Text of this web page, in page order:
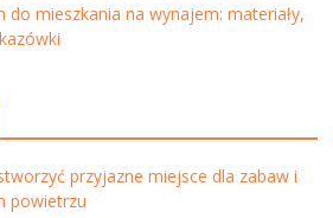
do mieszkania na wynajem: materiały,
przyjazne miejsce dla zabaw i
powietrzu